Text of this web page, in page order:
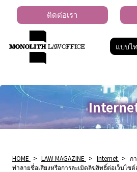
แบบไ
ติดต่อเรา
HOME > LAW MAGAZINE > Internet > ก
ทำลายชื่อเสียงหรือการละเมิดลิขสิทธิ์ต่อเว็บไซ